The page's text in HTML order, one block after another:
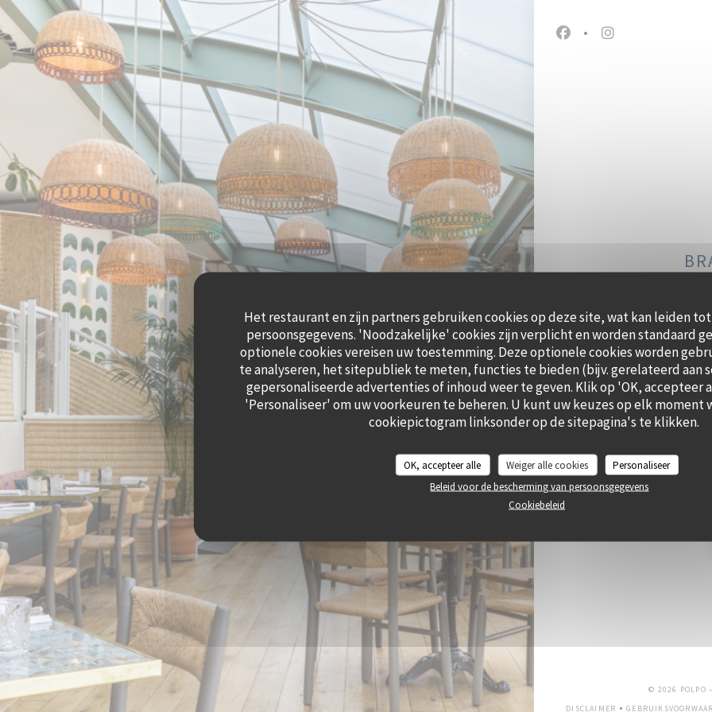
Cookies beheer paneel
Het restaurant en zijn partners gebruiken cookies op deze site, wat kan leiden
persoonsgegevens. 'Noodzakelijke' cookies zijn verplicht en worden standaard
optionele cookies vereisen uw toestemming. Deze optionele cookies worden
te analyseren, het sitepubliek te meten, functies te bieden (bijv. gerelateerd aan
gepersonaliseerde advertenties of inhoud weer te geven. Klik op 'OK, accepteer
'Personaliseer' om uw voorkeuren te beheren. U kunt uw keuzes op elk moment
cookiepictogram linksonder op de sitepagina's te klikken.
OK, accepteer alle Weiger alle cookies
Personaliseer
Beleid voor de bescherming van persoonsgegevens
Cookiebeleid
Facebook ((opent in een
Instagram
47,
Schrijf je in op onze
© 2026 POLPO
DISCLAIMER